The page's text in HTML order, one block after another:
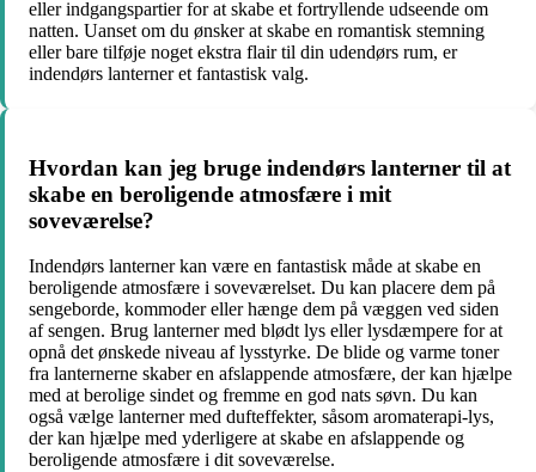
eller indgangspartier for at skabe et fortryllende udseende om
natten. Uanset om du ønsker at skabe en romantisk stemning
eller bare tilføje noget ekstra flair til din udendørs rum, er
indendørs lanterner et fantastisk valg.
Hvordan kan jeg bruge indendørs lanterner til at
skabe en beroligende atmosfære i mit
soveværelse?
Indendørs lanterner kan være en fantastisk måde at skabe en
beroligende atmosfære i soveværelset. Du kan placere dem på
sengeborde, kommoder eller hænge dem på væggen ved siden
af sengen. Brug lanterner med blødt lys eller lysdæmpere for at
opnå det ønskede niveau af lysstyrke. De blide og varme toner
fra lanternerne skaber en afslappende atmosfære, der kan hjælpe
med at berolige sindet og fremme en god nats søvn. Du kan
også vælge lanterner med dufteffekter, såsom aromaterapi-lys,
der kan hjælpe med yderligere at skabe en afslappende og
beroligende atmosfære i dit soveværelse.